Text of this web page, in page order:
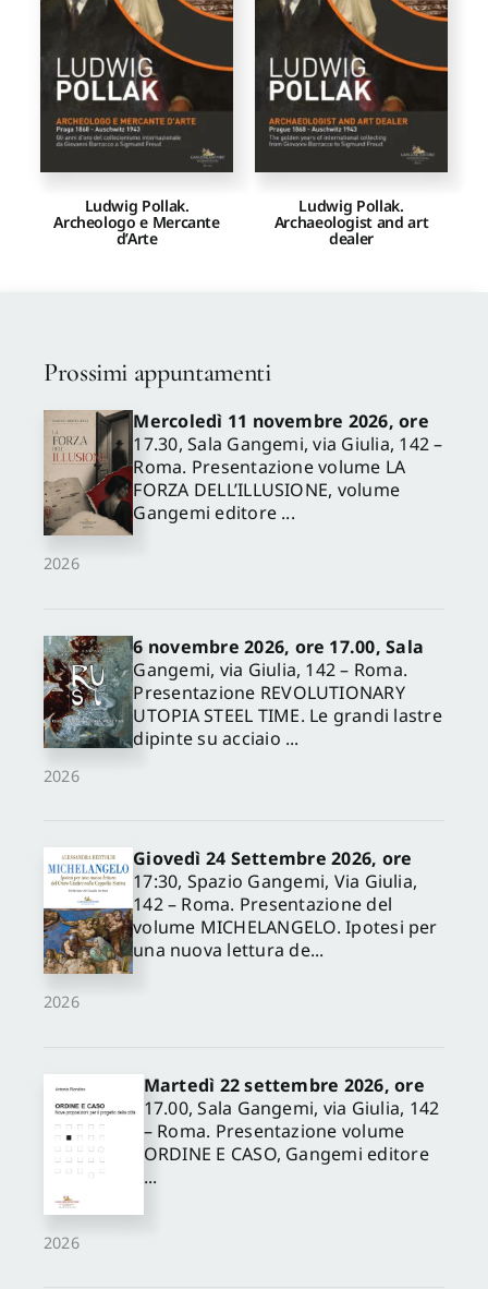
Proposte di pubblicazione
Gangemi Editore
Ludwig Pollak.
Archeologo e Mercante
d’Arte
Ludwig Pollak.
Archaeologist and art
dealer
Prossimi appuntamenti
2026
Mercoledì 11 novembre 2026, ore
17.30, Sala Gangemi, via Giulia, 142 –
Roma. Presentazione volume LA
FORZA DELL’ILLUSIONE, volume
Gangemi editore ...
2026
6 novembre 2026, ore 17.00, Sala
Gangemi, via Giulia, 142 – Roma.
Presentazione REVOLUTIONARY
UTOPIA STEEL TIME. Le grandi lastre
dipinte su acciaio ...
2026
Giovedì 24 Settembre 2026, ore
17:30, Spazio Gangemi, Via Giulia,
142 – Roma. Presentazione del
volume MICHELANGELO. Ipotesi per
una nuova lettura de...
2026
Martedì 22 settembre 2026, ore
17.00, Sala Gangemi, via Giulia, 142
– Roma. Presentazione volume
ORDINE E CASO, Gangemi editore
...